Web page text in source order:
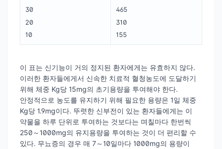
30
20
10
465
310
155
이 표는 신기능이 거의 정지된 환자에게는 유효하지 않다.
이러한 환자들에게서 신속한 치료적 혈청농도에 도달하기
위해 체중 Kg당 15mg의 초기용량을 투여해야 한다.
안정적으로 농도를 유지하기 위해 필요한 용량은 1일 체중
Kg당 1.9mg이다. 뚜렷한 신부전이 있는 환자들에게는 이
약물을 하루 단위로 투여하는 것보다는 며칠마다 한번씩
250～1000mg의 유지용량을 투여하는 것이 더 편리할 수
있다. 무뇨증의 경우 매 7～10일마다 1000mg의 용량이